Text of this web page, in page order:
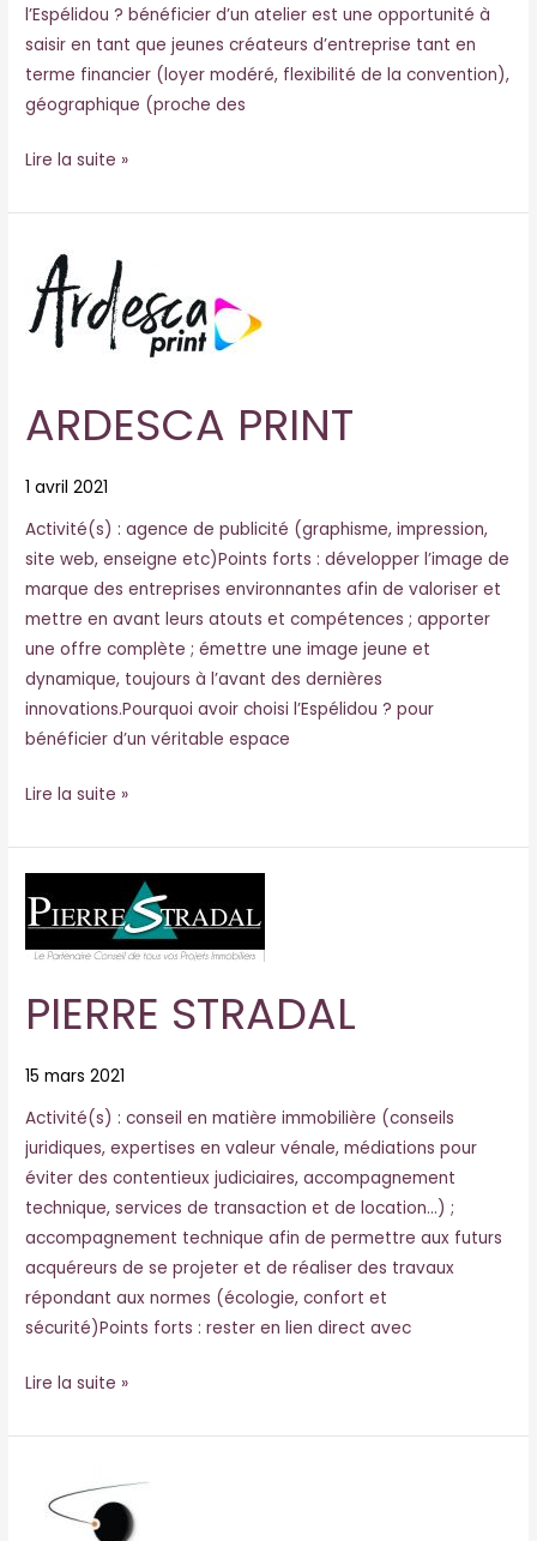
l’Espélidou ? bénéficier d’un atelier est une opportunité à
saisir en tant que jeunes créateurs d’entreprise tant en
terme financier (loyer modéré, flexibilité de la convention),
géographique (proche des
Lire la suite »
ARDESCA PRINT
1 avril 2021
Activité(s) : agence de publicité (graphisme, impression,
site web, enseigne etc)Points forts : développer l’image de
marque des entreprises environnantes afin de valoriser et
mettre en avant leurs atouts et compétences ; apporter
une offre complète ; émettre une image jeune et
dynamique, toujours à l’avant des dernières
innovations.Pourquoi avoir choisi l’Espélidou ? pour
bénéficier d’un véritable espace
ARDESCA
PRINT
Lire la suite »
PIERRE STRADAL
15 mars 2021
Activité(s) : conseil en matière immobilière (conseils
juridiques, expertises en valeur vénale, médiations pour
éviter des contentieux judiciaires, accompagnement
technique, services de transaction et de location…) ;
accompagnement technique afin de permettre aux futurs
acquéreurs de se projeter et de réaliser des travaux
répondant aux normes (écologie, confort et
sécurité)Points forts : rester en lien direct avec
STRADAL
Lire la suite »
METALLERIE